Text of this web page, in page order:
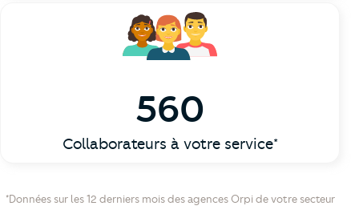
560
Collaborateurs à votre service*
*Données sur les 12 derniers mois des agences Orpi de votre secteur